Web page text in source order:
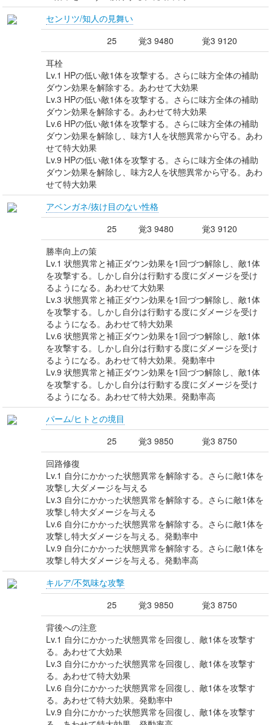
センリツ/知人の見舞い
25
覚3 9480
覚3 9120
耳栓
Lv.1 HPの低い敵1体を攻撃する。さらに味方全体の補助
ダウン効果を解除する。あわせて大効果
Lv.3 HPの低い敵1体を攻撃する。さらに味方全体の補助
ダウン効果を解除する。あわせて特大効果
Lv.6 HPの低い敵1体を攻撃する。さらに味方全体の補助
ダウン効果を解除し、味方1人を状態異常から守る。あわ
せて特大効果
Lv.9 HPの低い敵1体を攻撃する。さらに味方全体の補助
ダウン効果を解除し、味方2人を状態異常から守る。あわ
せて特大効果
アベンガネ/抜け目のない性格
25
覚3 9480
覚3 9120
勝率向上の策
Lv.1 状態異常と補正ダウン効果を1回づつ解除し、敵1体
を攻撃する。しかし自分は行動する度にダメージを受け
るようになる。あわせて大効果
Lv.3 状態異常と補正ダウン効果を1回づつ解除し、敵1体
を攻撃する。しかし自分は行動する度にダメージを受け
るようになる。あわせて特大効果
Lv.6 状態異常と補正ダウン効果を1回づつ解除し、敵1体
を攻撃する。しかし自分は行動する度にダメージを受け
るようになる。あわせて特大効果。発動率中
Lv.9 状態異常と補正ダウン効果を1回づつ解除し、敵1体
を攻撃する。しかし自分は行動する度にダメージを受け
るようになる。あわせて特大効果。発動率高
パーム/ヒトとの境目
25
覚3 9850
覚3 8750
回路修復
Lv.1 自分にかかった状態異常を解除する。さらに敵1体を
攻撃し大ダメージを与える
Lv.3 自分にかかった状態異常を解除する。さらに敵1体を
攻撃し特大ダメージを与える
Lv.6 自分にかかった状態異常を解除する。さらに敵1体を
攻撃し特大ダメージを与える。発動率中
Lv.9 自分にかかった状態異常を解除する。さらに敵1体を
攻撃し特大ダメージを与える。発動率高
キルア/不気味な攻撃
25
覚3 9850
覚3 8750
背後への注意
Lv.1 自分にかかった状態異常を回復し、敵1体を攻撃す
る。あわせて大効果
Lv.3 自分にかかった状態異常を回復し、敵1体を攻撃す
る。あわせて特大効果
Lv.6 自分にかかった状態異常を回復し、敵1体を攻撃す
る。あわせて特大効果。発動率中
Lv.9 自分にかかった状態異常を回復し、敵1体を攻撃す